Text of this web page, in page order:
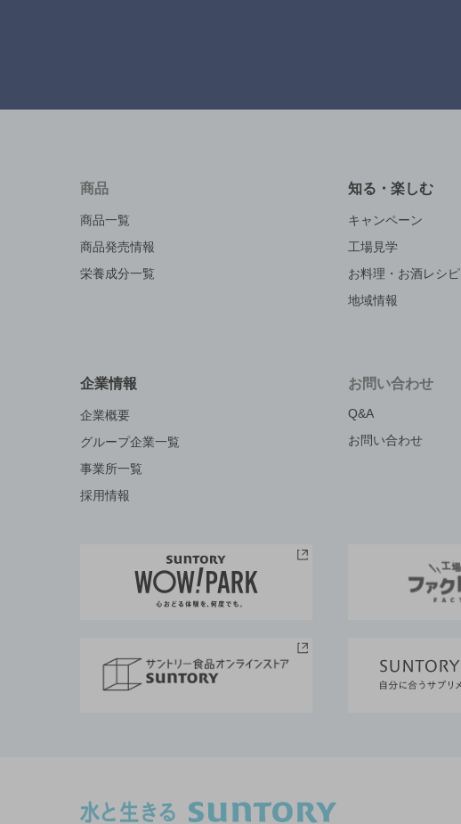
商品
商品一覧
商品発売情報
栄養成分一覧
知る・楽しむ
キャンペーン
工場見学
お料理・お酒レシピ
地域情報
企業情報
企業概要
グループ企業一覧
事業所一覧
採用情報
お問い合わせ
Q&A
お問い合わせ